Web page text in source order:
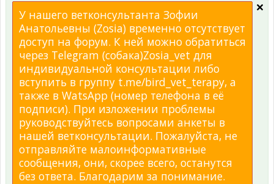
У нашего ветконсультанта Зофии
Анатольевны (Zosia) временно отсутствует
доступ на форум. К ней можно обратиться
через Telegram (собака)Zosia_vet для
индивидуальной консультации либо
вступить в группу t.me/bird_vet_terapy, а
также в WatsApp (номер телефона в её
подписи). При изложении проблемы
руководствуйтесь вопросами анкеты в
нашей ветконсультации. Пожалуйста, не
отправляйте малоинформативные
сообщения, они, скорее всего, останутся
без ответа. Благодарим за понимание.